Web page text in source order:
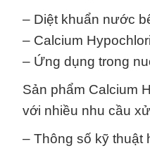
– Diệt khuẩn nước
– Calcium
– Ứng dụng trong
Sản phẩm Calcium
với nhiều nhu cầu
– Thông số kỹ thuật